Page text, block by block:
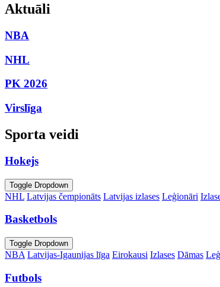
Aktuāli
NBA
NHL
PK 2026
Virslīga
Sporta veidi
Hokejs
Toggle Dropdown
NHL Latvijas čempionāts Latvijas izlases Leģionāri
Basketbols
Toggle Dropdown
NBA Latvijas-Igaunijas līga Eirokausi Izlases Dāmas
Futbols